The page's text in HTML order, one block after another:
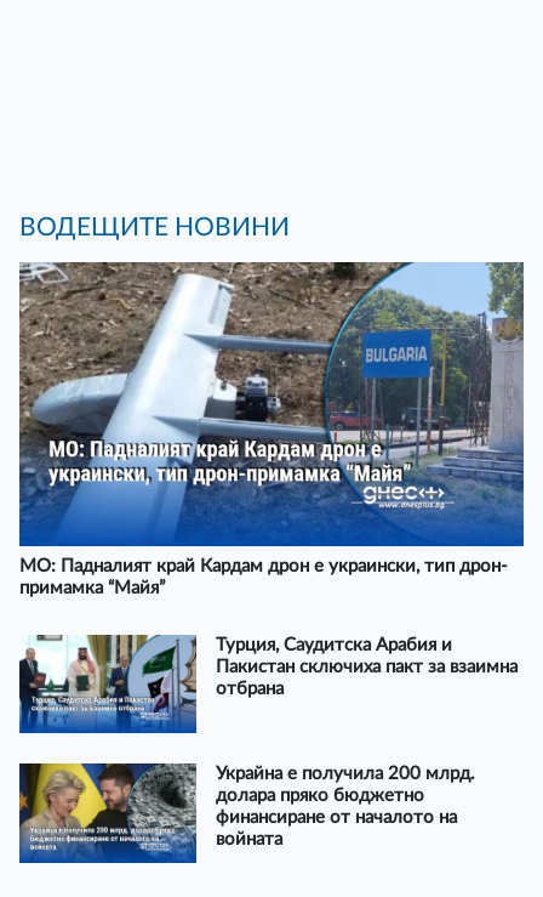
ВОДЕЩИТЕ НОВИНИ
МО: Падналият край Кардам дрон е украински, тип дрон-
примамка “Майя”
Турция, Саудитска Арабия и
Пакистан сключиха пакт за взаимна
отбрана
Украйна е получила 200 млрд.
долара пряко бюджетно
финансиране от началото на
войната